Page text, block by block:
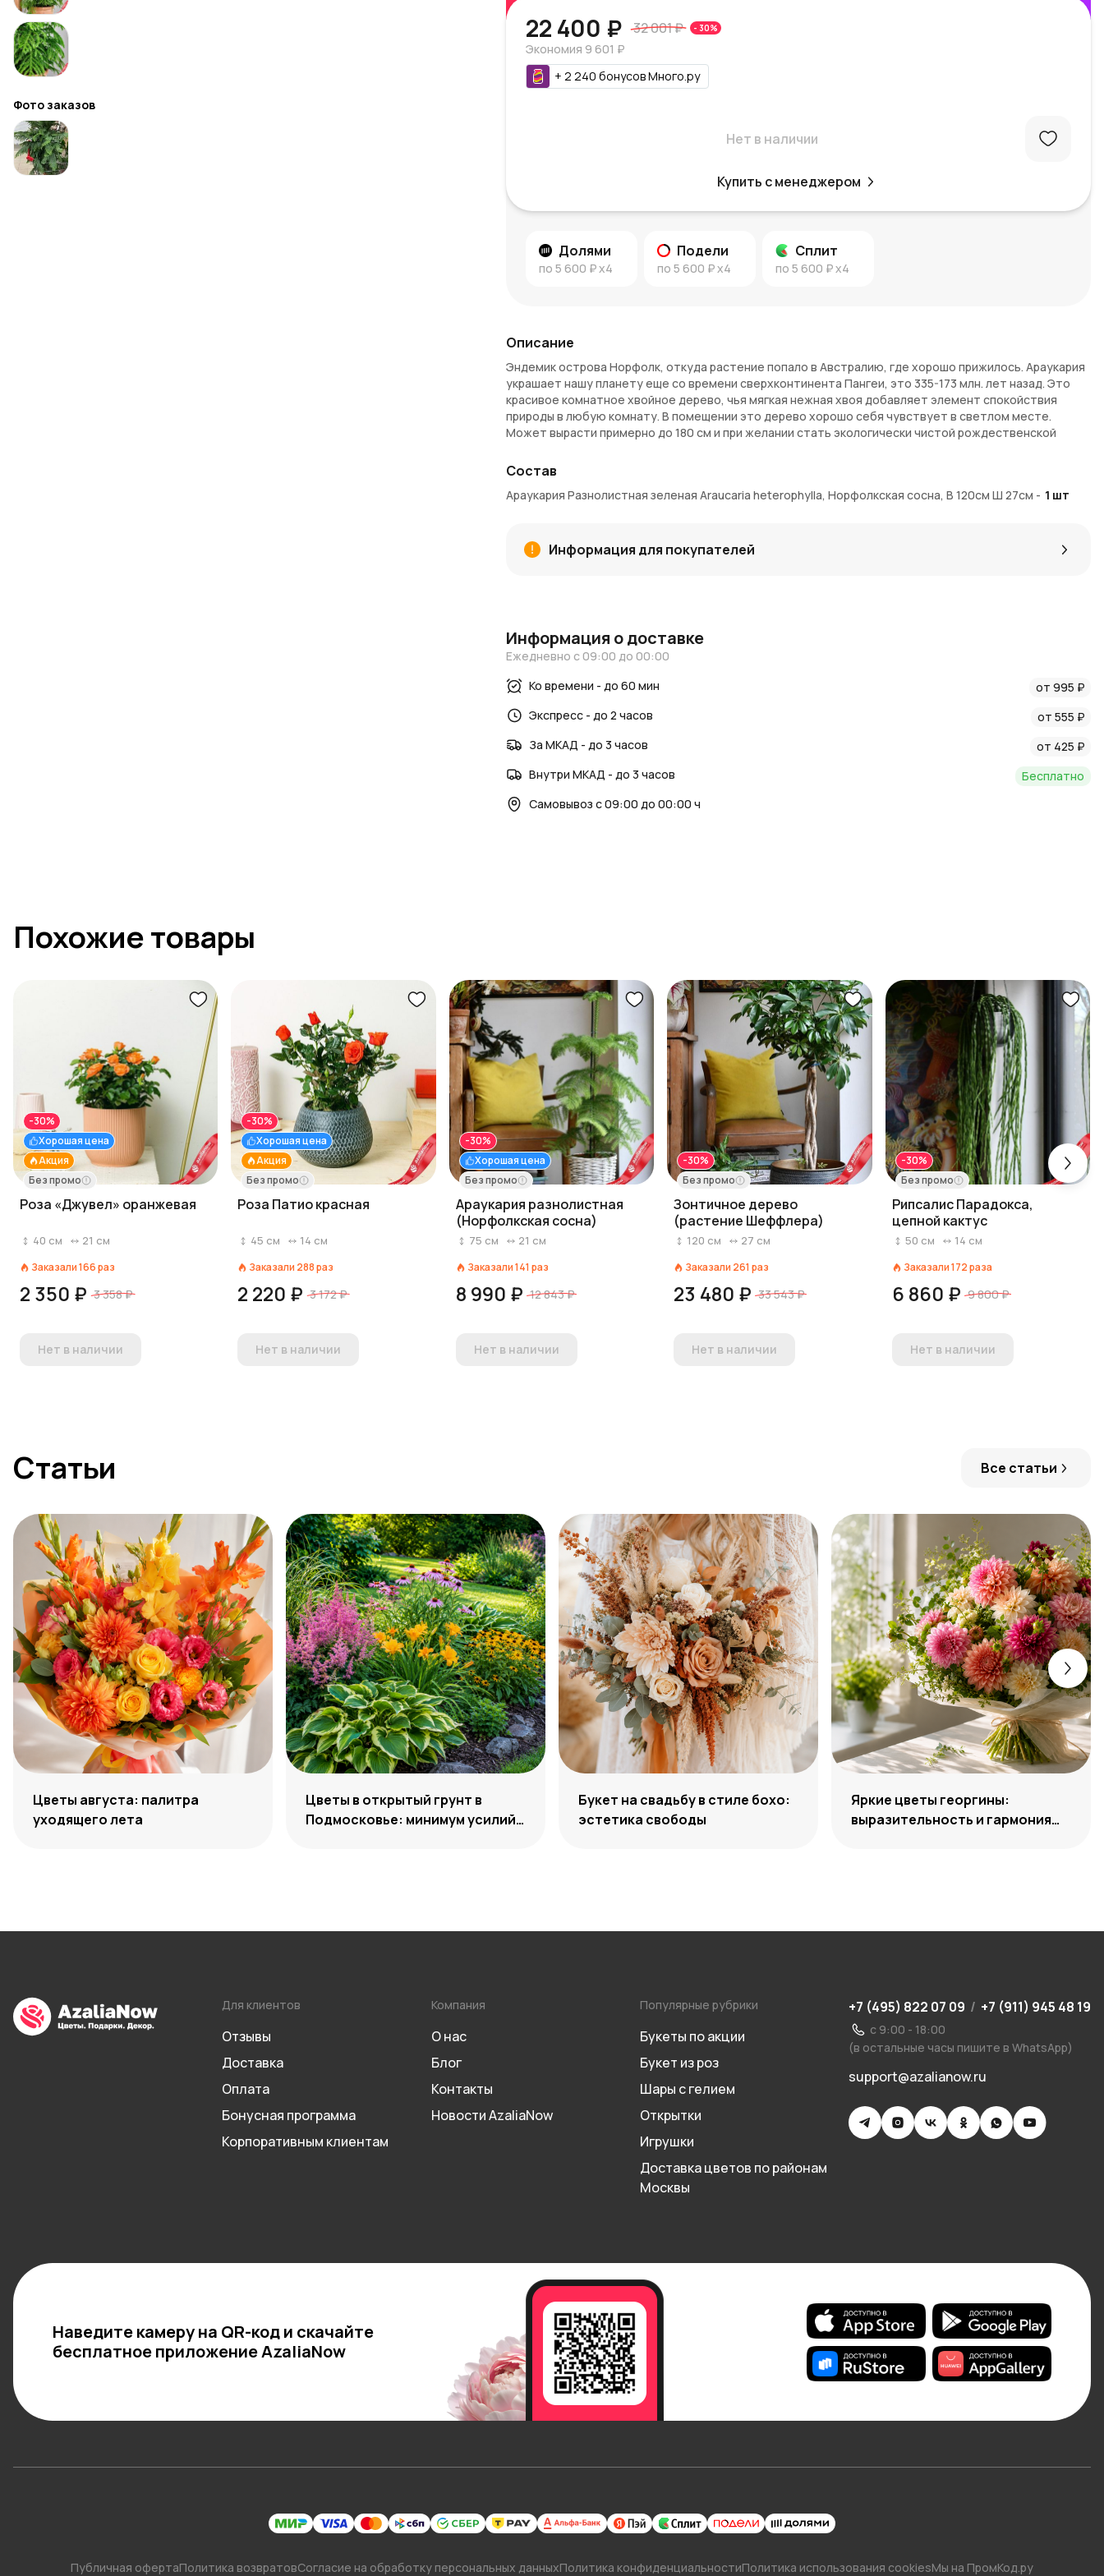
Фото заказов
22 400 ₽ 32 001 ₽ - 30%
Экономия 9 601 ₽
+ 2 240 бонусовМного.ру
Нет в наличии
Купить с менеджером
Долями
по 5 600 ₽x4
Подели
по 5 600 ₽x4
Сплит
по 5 600 ₽x4
Описание
Эндемик острова Норфолк, откуда растение попало в Австралию, где хорошо прижилось. Араукария
украшает нашу планету еще со времени сверхконтинента Пангеи, это 335-173 млн. лет назад. Это
красивое комнатное хвойное дерево, чья мягкая нежная хвоя добавляет элемент спокойствия
природы в любую комнату. В помещении это дерево хорошо себя чувствует в светлом месте.
Может вырасти примерно до 180 см и при желании стать экологически чистой рождественской
За растением несложно ухаживать. Араукарии любят яркий, непрямой свет, предпочтительно
несколько часов прямого утреннего или вечернего солнца. Ему будет приятно находиться на улице
Внимание!Комнатные растения доступны по предзаказу. На доставку некоторых экземпляров
может потребоваться до 2-х недель. В комплект поставки входят растение, земля и
рассчитывается согласно тарифам компании. Для оформления заказа и уточнения деталей
транспортировки необходимо связаться с менеджером.
Размер - Ш27см x В120см.
Состав
Араукария Разнолистная зеленая Araucaria heterophylla, Норфолкская сосна, В 120см Ш 27см - 1 шт
Информация для покупателей
Информация о доставке
Ежедневно с 09:00 до 00:00
Ко времени - до 60 мин
от 995 ₽
Экспресс - до 2 часов
от 555 ₽
За МКАД - до 3 часов
от 425 ₽
Внутри МКАД - до 3 часов
Бесплатно
Самовывоз с 09:00 до 00:00 ч
Похожие товары
Акция
Хорошая цена
-30%
Без промо
Роза «Джувел» оранжевая
40 см 21 см
Заказали166раз
2 350 ₽ 3 358 ₽
Нет в наличии
Акция
Хорошая цена
-30%
Без промо
Роза Патио красная
45 см 14 см
Заказали 288раз
2 220 ₽ 3 172 ₽
Нет в наличии
Хорошая цена
-30%
Без промо
Араукария разнолистная
(Норфолкская сосна)
75 см 21 см
Заказали141 раз
8 990 ₽ 12 843 ₽
Нет в наличии
-30%
Без промо
Зонтичное дерево
(растение Шеффлера)
120 см 27 см
Заказали 261 раз
23 480 ₽ 33 543 ₽
Нет в наличии
-30%
Без промо
Рипсалис Парадокса,
цепной кактус
50 см 14 см
Заказали172раза
6 860 ₽ 9 800 ₽
Нет в наличии
Статьи Все статьи
Цветы августа: палитра
уходящего лета
Цветы в открытый грунт в
Подмосковье: минимум усилий,
Букет на свадьбу в стиле бохо:
эстетика свободы
Яркие цветы георгины:
выразительность и гармония
Для клиентов
Отзывы
Доставка
Оплата
Бонусная программа
Корпоративным клиентам
Компания
О нас
Блог
Контакты
Новости AzaliaNow
Популярные рубрики
Букеты по акции
Букет из роз
Шары с гелием
Открытки
Игрушки
Доставка цветов по районам
Москвы
+7 (495) 822 07 09 / +7 (911) 945 48 19
с 9:00 - 18:00
(в остальные часы пишите в WhatsApp)
support@azalianow.ru
Наведите камеру на QR-код и скачайте
бесплатное приложение AzaliaNow
Публичная офертаПолитика возвратовСогласие на обработку персональных данныхПолитика конфиденциальностиПолитика использования cookiesМы на ПромКод.ру